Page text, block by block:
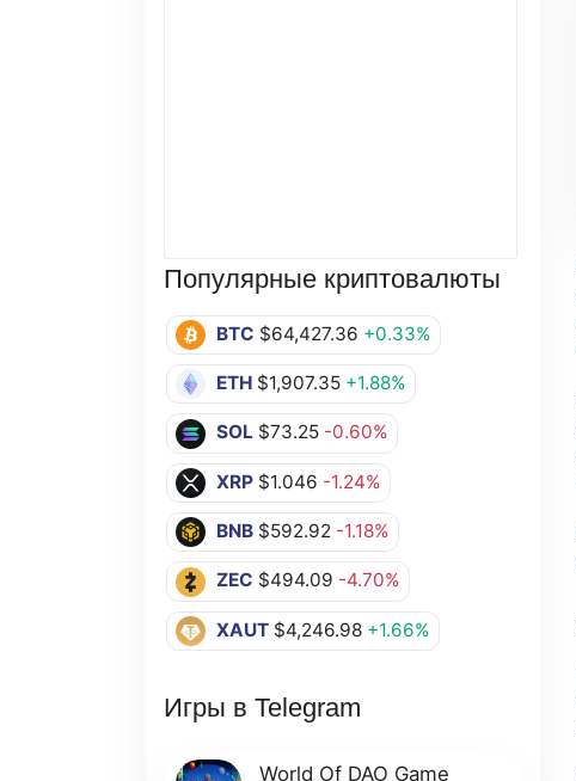
Популярные криптовалюты
BTC $64,427.36 +0.33%
ETH $1,907.35 +1.88%
SOL $73.25 -0.60%
XRP $1.046 -1.24%
BNB $592.92 -1.18%
ZEC $494.09 -4.70%
XAUT $4,246.98 +1.66%
Игры в Telegram
World Of DAO Game